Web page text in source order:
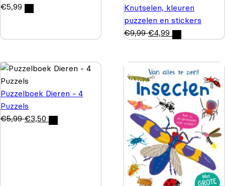
€5,99
Knutselen, kleuren
puzzelen en stickers
€9,99 €4,99
Puzzelboek Dieren - 4
Puzzels
€5,99 €3,50